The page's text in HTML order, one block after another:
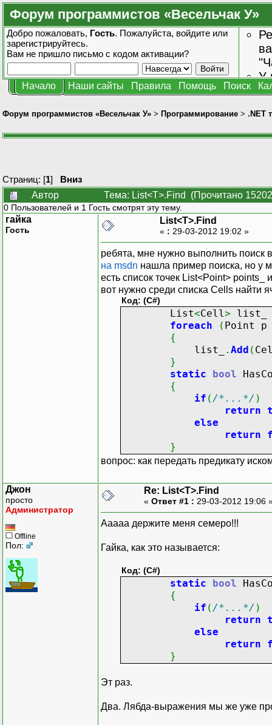
Форум программистов «Весельчак У»
Добро пожаловать, Гость. Пожалуйста, войдите или
зарегистрируйтесь.
Вам не пришло письмо с кодом активации?
У
Начало Наши сайты Правила Помощь Поиск
Форум программистов «Весельчак У» > Программирование > .NET
Страниц: [1] Вниз
Автор
Тема: List<T>.Find (Прочитано
0 Пользователей и 1 Гость смотрят эту тему.
гайка
Гость
List<T>.Find
« : 29-03-2012 19:02 »
ребята, мне нужно выполнить поиск
на msdn нашла пример поиска, но у
есть список точек List<Point>
вот нужно среди списка Cells найти
Код: (C#)
List<Cell >
foreach
( Point
{
list_
. Add (
}
static
bool
{
if ( /*...*/ )
return
else
return
}
вопрос: как передать предикату
Джон
просто
Администратор
Offline
Пол:
Re: List<T>.Find
« Ответ #1 : 29-03-2012 19:06
Ааааа держите меня семеро!!!
Гайка, как это называется:
Код: (C#)
static bool
{
if ( /*...*/ )
return
else
return
}
Эт раз.
Два. Лябда-выражения мы же уже